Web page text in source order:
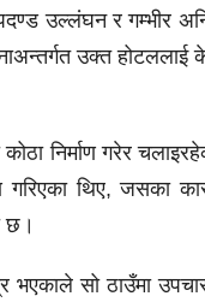
उल्लंघन र गम्भीर
उक्त
निर्माण गरेर
गरिएका थिए, जसका
छ।
सो ठाउँमा